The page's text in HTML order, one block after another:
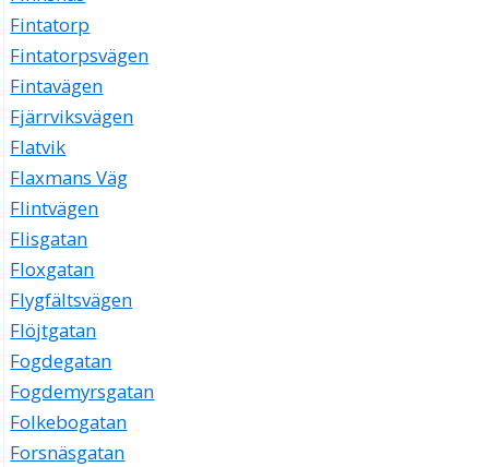
Fintatorp
Fintatorpsvägen
Fintavägen
Fjärrviksvägen
Flatvik
Flaxmans Väg
Flintvägen
Flisgatan
Floxgatan
Flygfältsvägen
Flöjtgatan
Fogdegatan
Fogdemyrsgatan
Folkebogatan
Forsnäsgatan